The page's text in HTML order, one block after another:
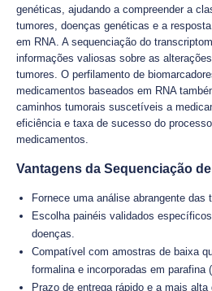
genéticas, ajudando a compreender a
tumores, doenças genéticas e a
em RNA. A sequenciação do
informações valiosas sobre as
tumores. O perfilamento de
medicamentos baseados em RNA
caminhos tumorais suscetíveis a
eficiência e taxa de sucesso do
medicamentos.
Vantagens da Sequenciação
Fornece uma análise abrangente
Escolha painéis validados
doenças.
Compatível com amostras de baixa
formalina e incorporadas em parafina
Prazo de entrega rápido e a mais alta